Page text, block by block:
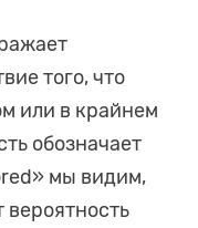
того, что
или в крайнем
обозначает
мы видим,
вероятность